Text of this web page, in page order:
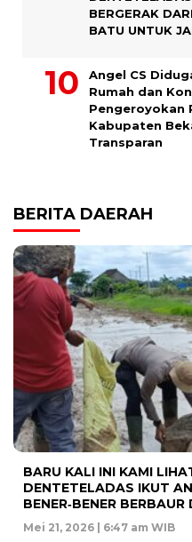
BERGERAK
BATU UNTUK
Angel CS
Rumah dan
Pengeroyokan
Kabupaten
Transparan
BERITA DAERAH
BARU KALI INI KAMI
DENTETELADAS IKUT
BENER‑BENER
Mei 21, 2026 | 6:47 am WIB